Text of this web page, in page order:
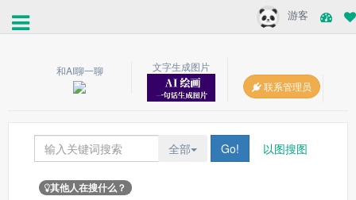
游客
和AI聊一聊
文字生成图片
联系管理员
全部 Go! 以图搜图
其他人在搜什么？